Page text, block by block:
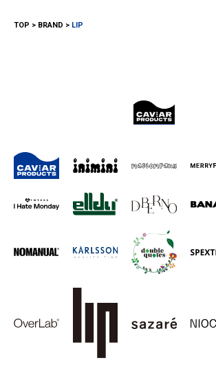
TOP BRAND LIP